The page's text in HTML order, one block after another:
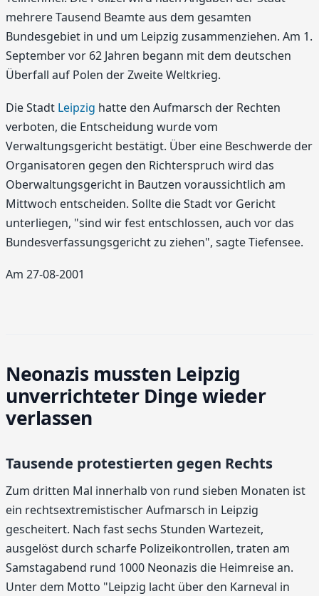
mehrere Tausend Beamte aus dem gesamten
Bundesgebiet in und um Leipzig zusammenziehen. Am 1.
September vor 62 Jahren begann mit dem deutschen
Überfall auf Polen der Zweite Weltkrieg.
Die Stadt Leipzig hatte den Aufmarsch der Rechten
verboten, die Entscheidung wurde vom
Verwaltungsgericht bestätigt. Über eine Beschwerde der
Organisatoren gegen den Richterspruch wird das
Oberwaltungsgericht in Bautzen voraussichtlich am
Mittwoch entscheiden. Sollte die Stadt vor Gericht
unterliegen, "sind wir fest entschlossen, auch vor das
Bundesverfassungsgericht zu ziehen", sagte Tiefensee.
Am 27-08-2001
Neonazis mussten Leipzig
unverrichteter Dinge wieder
verlassen
Tausende protestierten gegen Rechts
Zum dritten Mal innerhalb von rund sieben Monaten ist
ein rechtsextremistischer Aufmarsch in Leipzig
gescheitert. Nach fast sechs Stunden Wartezeit,
ausgelöst durch scharfe Polizeikontrollen, traten am
Samstagabend rund 1000 Neonazis die Heimreise an.
Unter dem Motto "Leipzig lacht über den Karneval in